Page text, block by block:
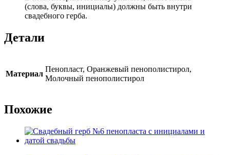
(слова, буквы, инициалы) должны быть внутри
свадебного герба.
Детали
Материал
Пенопласт, Оранжевый пенополистирол,
Молочный пенополистирол
Похожие